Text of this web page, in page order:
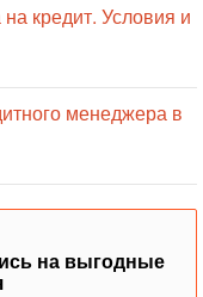
кредит. Условия и
менеджера в
на выгодные